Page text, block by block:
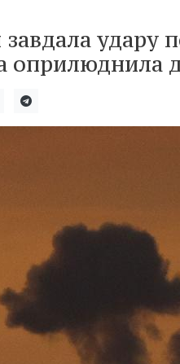
завдала удару
оприлюднила